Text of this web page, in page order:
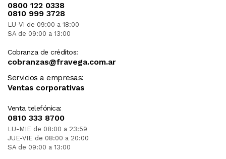
0800 122 0338
0810 999 3728
LU-VI de 09:00 a 18:00
SA de 09:00 a 13:00
Cobranza de créditos:
cobranzas@fravega.com.ar
Servicios a empresas:
Ventas corporativas
Venta telefónica:
0810 333 8700
LU-MIE de 08:00 a 23:59
JUE-VIE de 08:00 a 20:00
SA de 09:00 a 13:00